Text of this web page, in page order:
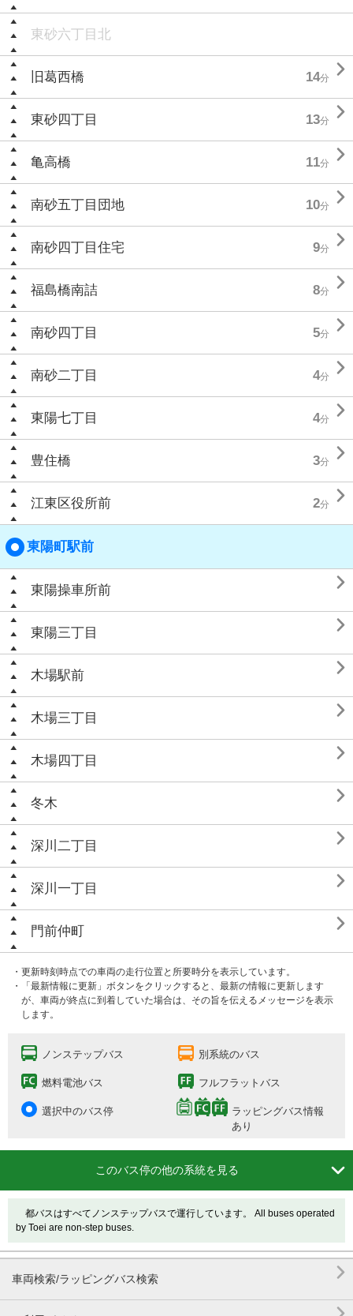
東砂六丁目北
旧葛西橋 14分 
東砂四丁目 13分 
亀高橋 11分 
南砂五丁目団地 10分 
南砂四丁目住宅 9分 
福島橋南詰 8分 
南砂四丁目 5分 
南砂二丁目 4分 
東陽七丁目 4分 
豊住橋 3分 
江東区役所前 2分 
東陽町駅前
東陽操車所前 
東陽三丁目 
木場駅前 
木場三丁目 
木場四丁目 
冬木 
深川二丁目 
深川一丁目 
門前仲町 
・更新時刻時点での車両の走行位置と所要時分を表示しています。
・「最新情報に更新」ボタンをクリックすると、最新の情報に更新します
が、車両が終点に到着していた場合は、その旨を伝えるメッセージを表示
します。
ノンステップバス 別系統のバス
燃料電池バス フルフラットバス
選択中のバス停
ラッピングバス情報
あり
このバス停の他の系統を見る 
都バスはすべてノンステップバスで運行しています。 All buses operated
by Toei are non-step buses.
車両検索/ラッピングバス検索 